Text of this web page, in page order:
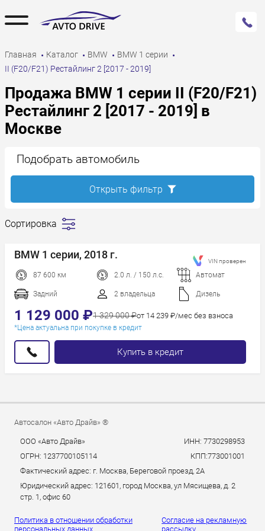
Главная Каталог BMW
BMW 1 серии
II (F20/F21) Рестайлинг 2 [2017 - 2019]
Продажа BMW 1 серии II (F20/F21)
Рестайлинг 2 [2017 - 2019] в
Москве
Сортировка
дешевле
дороже
Пробег
Год новее
Год старше
BMW 1 серии, 2018 г.
87 600 км 2.0 л. / 150 л.с. Автомат
Задний 2 владельца Дизель
1 129 000 ₽1 329 000 ₽от 14 239 ₽/мес без взноса
*Цена актуальна при покупке в кредит
Купить в кредит
VIN проверен
Подобрать автомобиль
Открыть фильтр
Автосалон «Авто Драйв» ®
ООО «Авто Драйв»
ИНН: 7730298953
ОГРН: 1237700105114
КПП:773001001
Фактический адрес: г. Москва, Береговой проезд, 2А
Юридический адрес: 121601, город Москва, ул Мясищева, д. 2
стр. 1, офис 60
Политика в отношении обработки
персональных данных.
Согласие на рекламную
рассылку